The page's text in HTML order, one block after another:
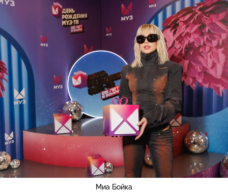
Миа Бойка